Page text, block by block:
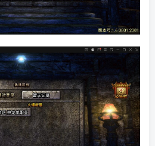
交账号登录
百度登录
登录即表示同意隐私声明